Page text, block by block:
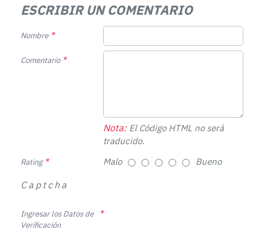
ESCRIBIR UN COMENTARIO
Nombre
Comentario
Nota:El Código HTML no será
traducido.
Rating Malo Bueno
Captcha
Ingresar los Datos de
Verificación